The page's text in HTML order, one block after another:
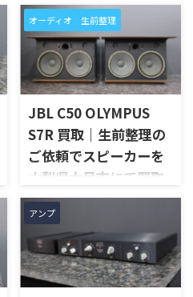
京都府木津川市で、SANSUIの
プリメインアンプ「AU-D907
LIMITED」を出張買取させてい
ただきました。今回のお品物
は、AU-D907をベースに各部の
高品位化が図られたLimitedモ
デルで、左右チャンネルの音出
し状態、入力切替、ボリュー
ム、トーンコントロール、フォ
ノ入力、スピーカー出力、Pre
Out、Main Amp入力、外観コ
付属品の有無を確認しながら
査定いたしました。 買取商
品：SANSUI AU-D907 LIMITED
メーカー：SANSUI / 山水 / ...
オーディオ 生前整理
JBL C50 OLYMPUS
S7R 買取｜生前整理の
ご依頼でスピーカーを
山梨県大月市にて買取
しました
山梨県大月市で、生前整理に伴
いJBLの大型スピーカー「C50
OLYMPUS S7R」を出張買取さ
せていただきました。今回の
お品物は、長年大切に音楽を
アンプ